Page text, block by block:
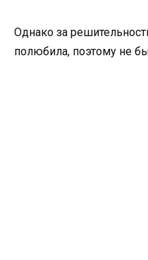
Однако за
полюбила, поэтому не